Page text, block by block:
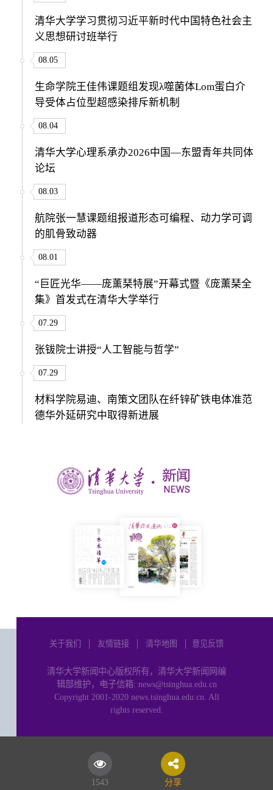
1543 分享
清华大学学习贯彻习近平新时代中国特色社会主
义思想研讨班举行
08.05
生命学院王佳伟课题组发现λ噬菌体Lom蛋白介
导受体占位型超感染排斥新机制
08.04
清华大学心理系承办2026中国—东盟青年共同体
论坛
08.03
航院张一慧课题组报道形态可编程、动力学可调
的肌骨致动器
08.01
“巨匠光华——庞薰琹特展”开幕式暨《庞薰琹全
集》首发式在清华大学举行
07.29
张钹院士讲授“人工智能与哲学”
07.29
材料学院易迪、南策文团队在纤锌矿铁电体准范
德华外延研究中取得新进展
关于我们 友情链接 清华地图 意见反馈
清华大学新闻中心版权所有，清华大学新闻网编
辑部维护，电子信箱: news@tsinghua.edu.cn
Copyright 2001-2020 news.tsinghua.edu.cn. All
rights reserved.